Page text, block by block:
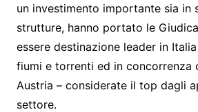
un investimento importante sia in
strutture, hanno portato le
essere destinazione leader in
fiumi e torrenti ed in concorrenza
Austria – considerate il top dagli
settore.